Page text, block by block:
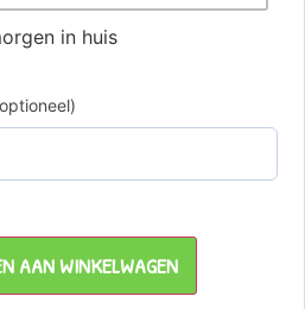
in huis
AAN WINKELWAGEN